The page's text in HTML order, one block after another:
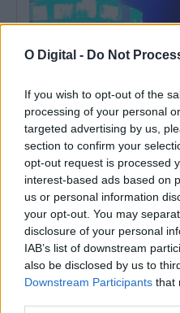
O Digital - Do Not
If you wish to opt-out of the
processing of your personal
targeted advertising by us,
section to confirm your
opt-out request is processed
interest-based ads based on
us or personal information
your opt-out. You may
disclosure of your personal
IAB’s list of downstream
also be disclosed by us to
Downstream Participants that
Militar da GNR ferido e
em Estremoz
Um militar da Guarda Nacional
ligeiros durante os desacatos
7 Agosto, 2026 - 08:37